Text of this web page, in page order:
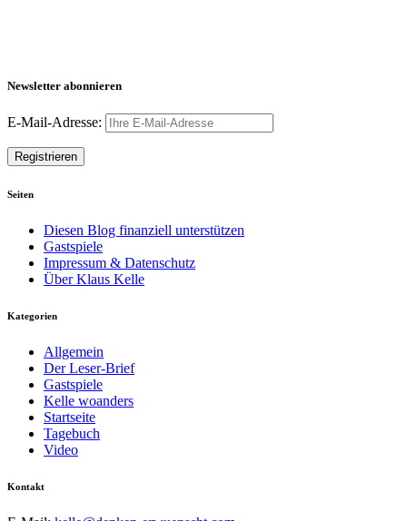
Newsletter abonnieren
E-Mail-Adresse:
Seiten
Diesen Blog finanziell unterstützen
Gastspiele
Impressum & Datenschutz
Über Klaus Kelle
Kategorien
Allgemein
Der Leser-Brief
Gastspiele
Kelle woanders
Startseite
Tagebuch
Video
Kontakt